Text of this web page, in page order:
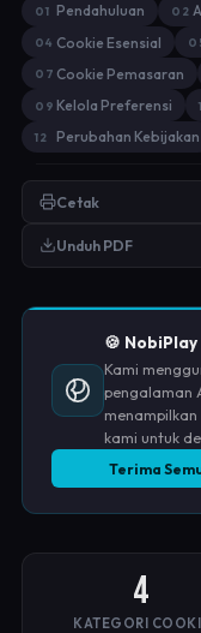
01 Pendahuluan 02
04 Cookie Esensial
07 Cookie Pemasaran
09 Kelola Preferensi
12 Perubahan Kebijakan
Cetak
Unduh PDF
🍪
Kami
pengalaman
kami untuk
Terima
4
KATEGORI